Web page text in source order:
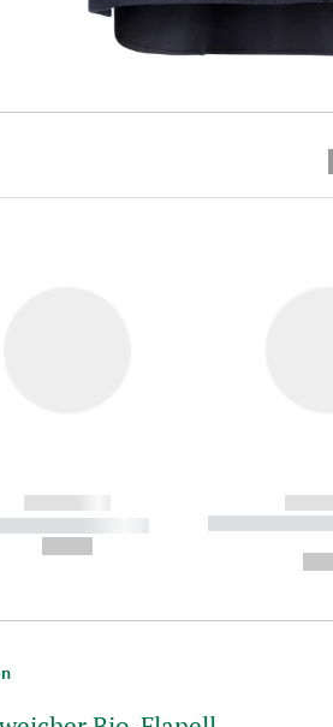
------------
-----------
-----------